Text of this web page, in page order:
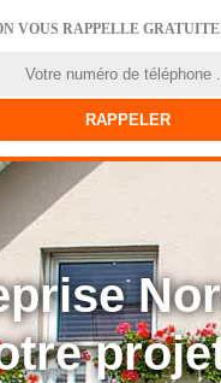
VOUS RAPPELLE